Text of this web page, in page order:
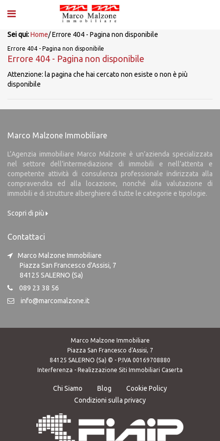
Sei qui:Home/Errore 404 - Pagina non disponibile
Errore 404 - Pagina non disponibile
Errore 404 - Pagina non disponibile
Attenzione: la pagina che hai cercato non esiste o non è più
disponibile
Marco Malzone Immobiliare
L’Agenzia immobiliare Marco Malzone è un’azienda specializzata
nel settore dell’intermediazione di immobili e nell’attenta e
competente attività di consulenza professionale indirizzata alla
compravendita ed alla locazione, nonché alla valutazione di
immobili e di strutture alberghiere di tutte le categorie e tipologie.
Scopri di più
Contattaci
Marco Malzone Immobiliare
Piazza San Francesco d'Assisi, 7
84125 SALERNO (Sa)
089 23 38 56
info@marcomalzone.it
Marco Malzone Immobiliare
Piazza San Francesco d'Assisi, 7
84125 SALERNO (Sa) © - P.IVA 00169708880
Interferenza - Realizzazione Siti Immobiliari Caserta
Chi Siamo Blog
Cookie Policy
Condizioni sulla privacy